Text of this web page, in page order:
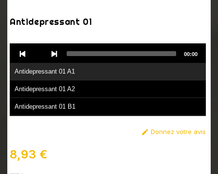
Antidepressant 01
Player
Antidepressant 01 A1
Antidepressant 01 A2
Antidepressant 01 B1
00:00
 Donnez votre avis
8,93 €